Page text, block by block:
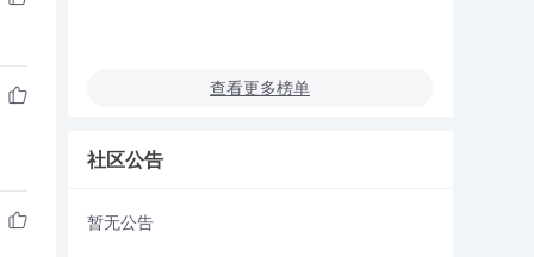
查看更多榜单
社区公告
暂无公告